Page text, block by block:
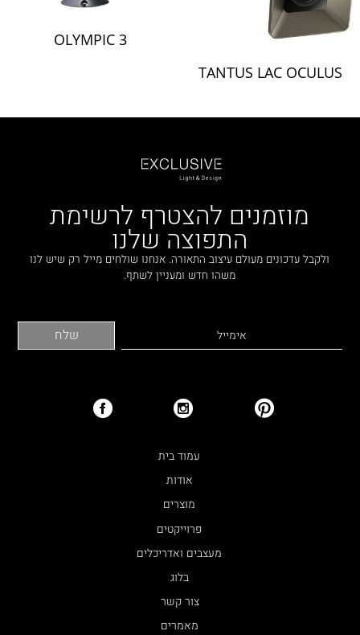
TANTUS LAC OCULUS
OLYMPIC 3
מוזמנים להצטרף לרשימת
התפוצה שלנו
ולקבל עדכונים מעולם עיצוב התאורה. אנחנו שולחים מייל רק שיש לנו
משהו חדש ומעניין לשתף.
עמוד בית
אודות
מוצרים
פרוייקטים
מעצבים ואדריכלים
בלוג
צור קשר
מאמרים